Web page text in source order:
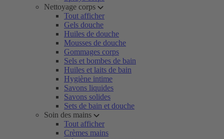
Nettoyage corps
Tout afficher
Gels douche
Huiles de douche
Mousses de douche
Gommages corps
Sels et bombes de bain
Huiles et laits de bain
Hygiène intime
Savons liquides
Savons solides
Sets de bain et douche
Soin des mains
Tout afficher
Crèmes mains